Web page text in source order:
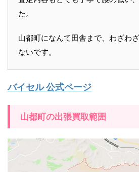
た。
山都町になんて田舎まで、わざわ
ないです。
バイセル 公式ページ
山都町の出張買取範囲